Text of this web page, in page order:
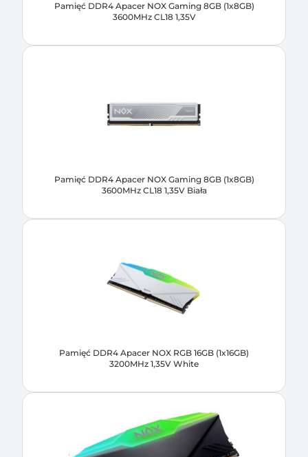
Pamięć DDR4 Apacer NOX Gaming 8GB (1x8GB)
3600MHz CL18 1,35V
Pamięć DDR4 Apacer NOX Gaming 8GB (1x8GB)
3600MHz CL18 1,35V Biała
Pamięć DDR4 Apacer NOX RGB 16GB (1x16GB)
3200MHz 1,35V White